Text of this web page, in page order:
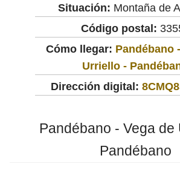
Situación: Montaña de
Código postal:
Cómo llegar: Pandébano
Urriello -
Dirección digital:
Pandébano - Vega de
Pandébano